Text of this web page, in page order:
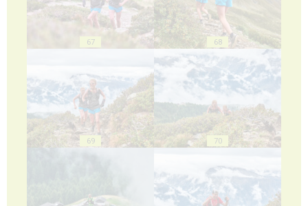
67 68
69 70